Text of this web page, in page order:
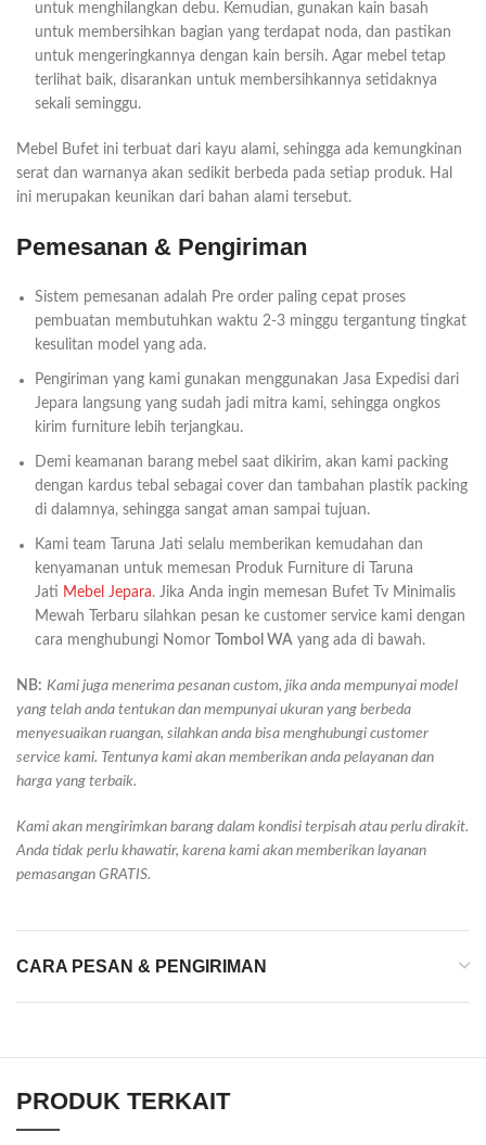
untuk menghilangkan debu. Kemudian, gunakan kain basah
untuk membersihkan bagian yang terdapat noda, dan pastikan
untuk mengeringkannya dengan kain bersih. Agar mebel tetap
terlihat baik, disarankan untuk membersihkannya setidaknya
sekali seminggu.
Mebel Bufet ini terbuat dari kayu alami, sehingga ada kemungkinan
serat dan warnanya akan sedikit berbeda pada setiap produk. Hal
ini merupakan keunikan dari bahan alami tersebut.
Pemesanan & Pengiriman
Sistem pemesanan adalah Pre order paling cepat proses
pembuatan membutuhkan waktu 2-3 minggu tergantung tingkat
kesulitan model yang ada.
Pengiriman yang kami gunakan menggunakan Jasa Expedisi dari
Jepara langsung yang sudah jadi mitra kami, sehingga ongkos
kirim furniture lebih terjangkau.
Demi keamanan barang mebel saat dikirim, akan kami packing
dengan kardus tebal sebagai cover dan tambahan plastik packing
di dalamnya, sehingga sangat aman sampai tujuan.
Kami team Taruna Jati selalu memberikan kemudahan dan
kenyamanan untuk memesan Produk Furniture di Taruna
Jati Mebel Jepara. Jika Anda ingin memesan Bufet Tv Minimalis
Mewah Terbaru silahkan pesan ke customer service kami dengan
cara menghubungi Nomor Tombol WA yang ada di bawah.
NB: Kami juga menerima pesanan custom, jika anda mempunyai model
yang telah anda tentukan dan mempunyai ukuran yang berbeda
menyesuaikan ruangan, silahkan anda bisa menghubungi customer
service kami. Tentunya kami akan memberikan anda pelayanan dan
harga yang terbaik.
Kami akan mengirimkan barang dalam kondisi terpisah atau perlu dirakit.
Anda tidak perlu khawatir, karena kami akan memberikan layanan
pemasangan GRATIS.
CARA PESAN & PENGIRIMAN
PRODUK TERKAIT